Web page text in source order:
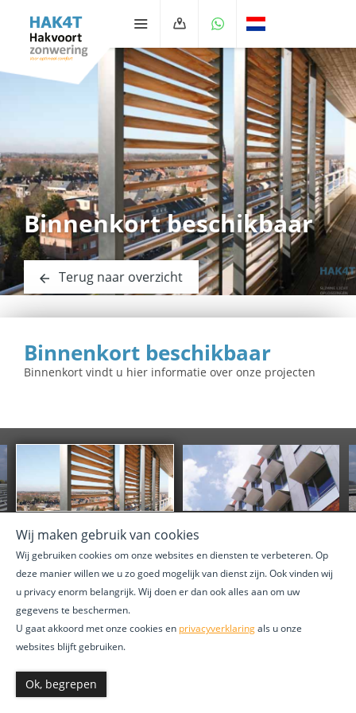
Binnenkort beschikbaar
Terug naar overzicht
Binnenkort beschikbaar
Binnenkort vindt u hier informatie over onze projecten
Wij maken gebruik van cookies
Wij gebruiken cookies om onze websites en diensten te verbeteren. Op
deze manier willen we u zo goed mogelijk van dienst zijn. Ook vinden wij
u privacy enorm belangrijk. Wij doen er dan ook alles aan om uw
gegevens te beschermen.
U gaat akkoord met onze cookies en privacyverklaringals u onze
websites blijft gebruiken.
Ok, begrepen